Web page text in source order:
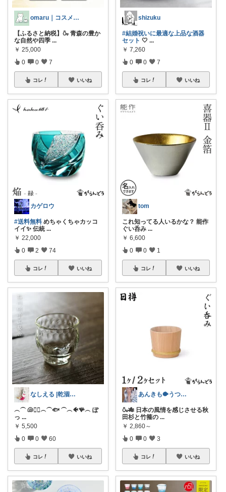
omaru｜コスメと大人女子の暮らし
【ふるさと納税】🍶 青森の豊か
な自然や四季 ...
￥ 25,000
0 0 7
コレ いいね
カゲロウ
#送料無料 めちゃくちゃカッコ
イイ✨ 伝統 ...
￥ 22,000
0 2 74
コレ いいね
なしえる |乾涸びたマーメイド
︵⏜ 🐚🧜‍♀️︵⏜🐟 ⏜︵🐠🪸︵ ぽ
っ ...
￥ 5,500
0 0 60
コレ いいね
shizuku
#結婚祝いに最適な上品な酒器
セット 🤍 ...
￥ 7,260
0 0 7
コレ いいね
tom
これ知ってる人いるかな？ 能作
ぐい呑み ...
￥ 6,600
0 0 1
コレ いいね
あんきも🐡うつわ好き/10日購入感謝
🍶🎋 日本の風情を感じさせる秋
田杉と竹箍の ...
￥ 2,860～
0 0 3
コレ いいね